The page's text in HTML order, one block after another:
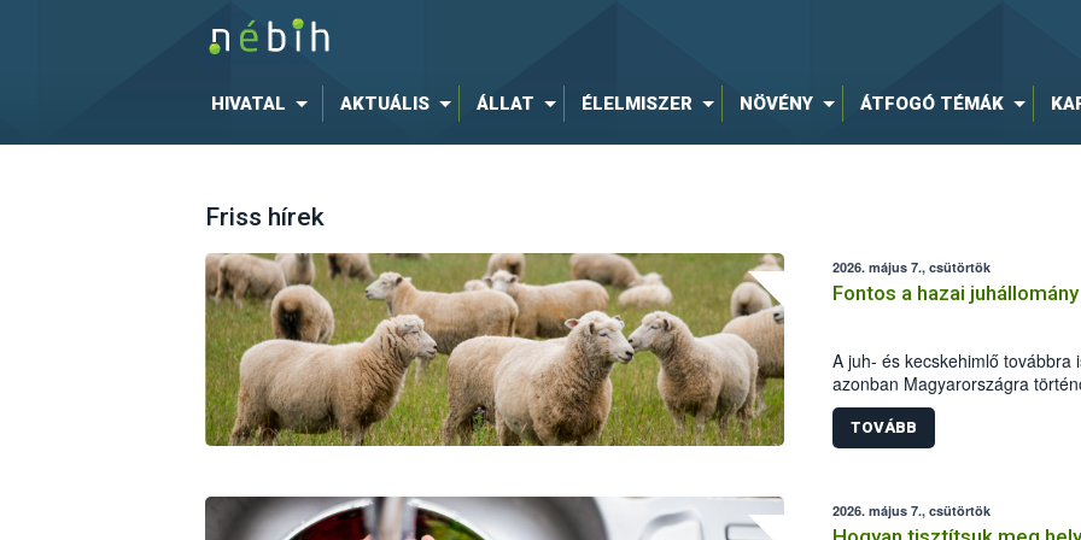
HIVATAL AKTUÁLIS ÁLLAT ÉLELMISZER NÖVÉNY ÁTFOGÓ TÉMÁK
Friss hírek
2026. május 7., csütörtök
Fontos a hazai
A juh- és kecskehimlő továbbra
azonban Magyarországra
Tavasszal Romániában ismét
kecskeállomány védelme
főállatorvos elrendelte az élő
biztonsági Hivatal (Nébih) kéri
TOVÁBB
2026. május 7., csütörtök